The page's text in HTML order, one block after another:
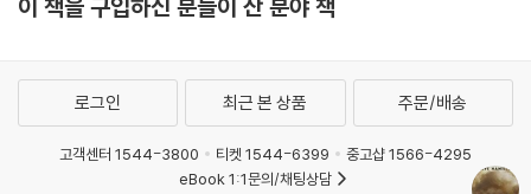
이 책을 구입하신 분들이 산 분야 책
로그인 최근 본 상품 주문/배송
고객센터 1544-3800 티켓 1544-6399
중고샵 1566-4295
eBook 1:1문의/채팅상담